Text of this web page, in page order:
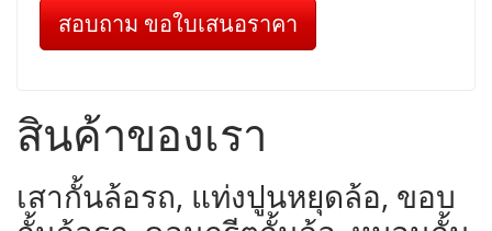
สอบถาม ขอใบเสนอราคา
สินค้าของเรา
เสากั้นล้อรถ, แท่งปูนหยุดล้อ, ขอบ